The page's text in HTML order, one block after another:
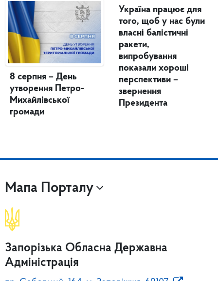
8 серпня – День
утворення Петро-
Михайлівської
громади
Україна працює для
того, щоб у нас були
власні балістичні
ракети,
випробування
показали хороші
перспективи –
звернення
Президента
Мапа Порталу
Запорізька Обласна Державна
Адміністрація